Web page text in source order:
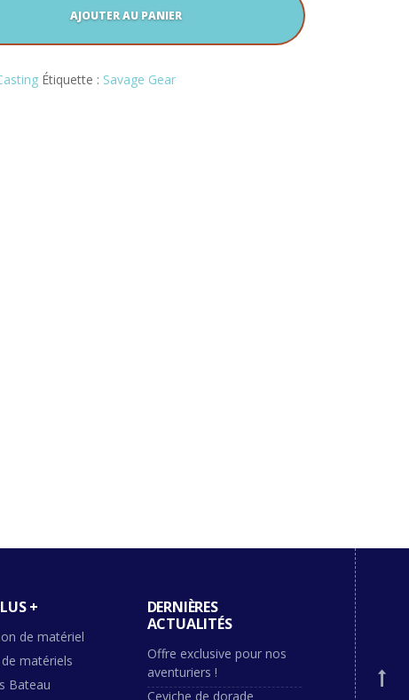
AJOUTER AU PANIER
Étiquette : Savage Gear
+
de matériel
matériels
Bateau
DERNIÈRES
ACTUALITÉS
Offre exclusive pour nos
aventuriers !
Ceviche de dorade